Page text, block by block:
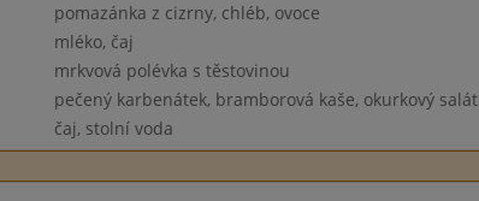
pomazánka z cizrny, chléb, ovoce
mléko, čaj
mrkvová polévka s těstovinou
pečený karbenátek, bramborová kaše, okurkový salát
čaj, stolní voda